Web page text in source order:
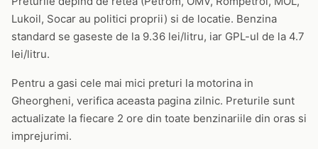
Lukoil, Socar au politici proprii) si de locatie. Benzina
standard se gaseste de la 9.36 lei/litru, iar GPL-ul de la 4.7
lei/litru.
Pentru a gasi cele mai mici preturi la motorina in
Gheorgheni, verifica aceasta pagina zilnic. Preturile sunt
actualizate la fiecare 2 ore din toate benzinariile din oras si
imprejurimi.